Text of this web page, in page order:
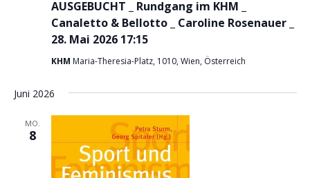
AUSGEBUCHT _ Rundgang im KHM _
Canaletto & Bellotto _ Caroline Rosenauer _
28. Mai 2026 17:15
KHM Maria-Theresia-Platz, 1010, Wien, Österreich
Juni 2026
MO.
8